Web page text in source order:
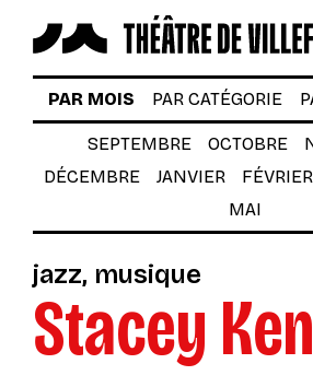
LES SPECTACLES
AUTOUR DES SPECTACLES
LE THÉÂTRE
ACTUALITÉS
BILLETTERIE
VOTRE VENUE AU THÉÂTRE
PAR MOIS PAR CATÉGORIE
SEPTEMBRE OCTOBRE
DÉCEMBRE
JANVIER FÉVRIER
MAI
jazz musique
Stacey